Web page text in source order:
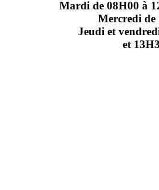
Mardi de 08H00 à
Mercredi de
Jeudi et
et